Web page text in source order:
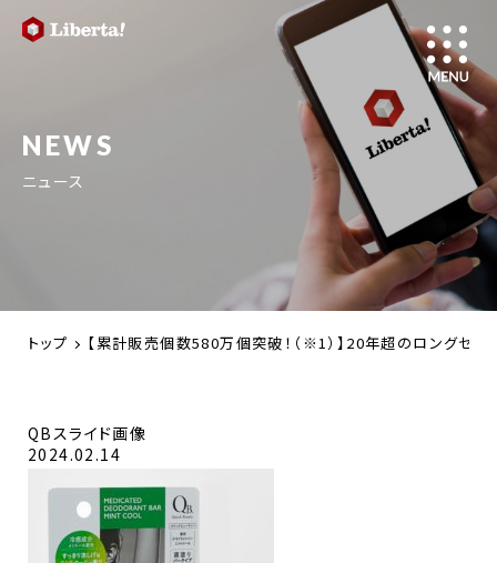
NEWS
ニュース
トップ 【累計販売個数580万個突破！（※1）】20年超のロングセラ
QBスライド画像
2024.02.14